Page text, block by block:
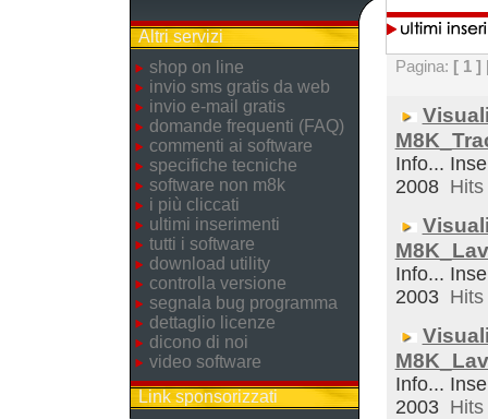
Altri servizi
shop on line
invio sms gratis da web
invio e-mail gratis
domande frequenti (FAQ)
commenti ai software
specifiche tecniche
software non m8k
i più cliccati
ultimi inserimenti
tutti i software
download utility
controlla versione
segnala bug programma
dettaglio licenze
dicono di noi
video software
Link sponsorizzati
Pagina: [ 1 ]
Info...
2008
Info...
2003
Info...
2003